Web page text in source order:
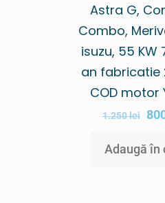
Astra G,
Combo,
isuzu, 55 KW
an fabricatie
COD motor
1.250lei
Adaugă în